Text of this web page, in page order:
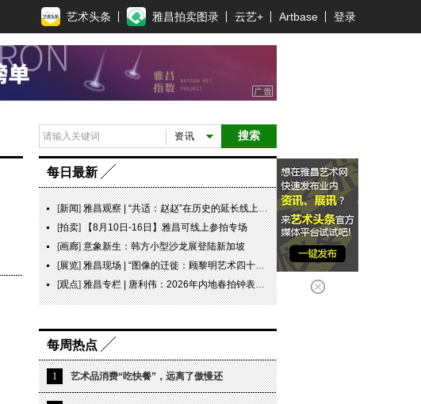
艺术头条 雅昌拍卖图录 云艺+ Artbase 登录
搜索
资讯
每日最新
[新闻]雅昌观察 | “共适：赵赵”在历史的延长线上，探寻可能
[拍卖]【8月10日-16日】雅昌可线上参拍专场
[画廊]意象新生：韩方小型沙龙展登陆新加坡
[展览]雅昌现场 | “图像的迁徙：顾黎明艺术四十年” 一场回望与再出发
[观点]雅昌专栏 | 唐利伟：2026年内地春拍钟表市场观察 赛道重构、圈层分化与收藏逻辑迭代
每周热点
1 艺术品消费“吃快餐”，远离了傲慢还